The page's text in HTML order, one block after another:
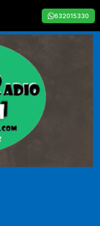
632015330